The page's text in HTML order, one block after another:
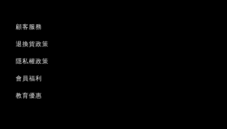
顧客服務
退換貨政策
隱私權政策
會員福利
教育優惠